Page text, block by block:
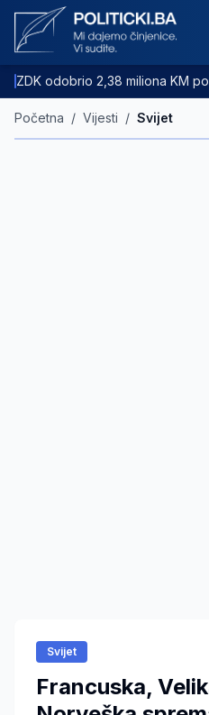
Početna / Vijesti / Svijet
Svijet
Francuska,